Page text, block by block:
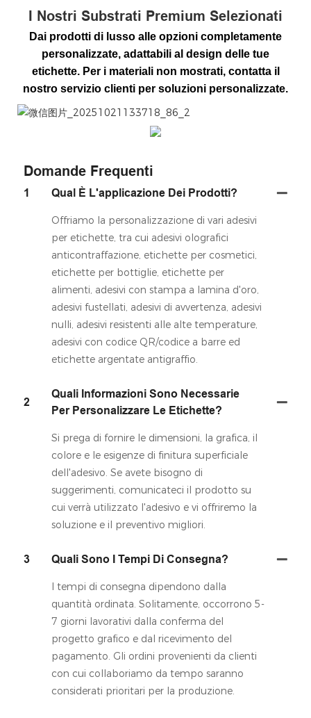
I Nostri Substrati Premium Selezionati
Dai prodotti di lusso alle opzioni completamente
personalizzate, adattabili al design delle tue
etichette. Per i materiali non mostrati, contatta il
nostro servizio clienti per soluzioni personalizzate.
微信图片_20251021133718_86_2
Domande Frequenti
1 Qual È L'applicazione Dei Prodotti?
Offriamo la personalizzazione di vari adesivi
per etichette, tra cui adesivi olografici
anticontraffazione, etichette per cosmetici,
etichette per bottiglie, etichette per
alimenti, adesivi con stampa a lamina d'oro,
adesivi fustellati, adesivi di avvertenza, adesivi
nulli, adesivi resistenti alle alte temperature,
adesivi con codice QR/codice a barre ed
etichette argentate antigraffio.
2
Quali Informazioni Sono Necessarie
Per Personalizzare Le Etichette?
Si prega di fornire le dimensioni, la grafica, il
colore e le esigenze di finitura superficiale
dell'adesivo. Se avete bisogno di
suggerimenti, comunicateci il prodotto su
cui verrà utilizzato l'adesivo e vi offriremo la
soluzione e il preventivo migliori.
3 Quali Sono I Tempi Di Consegna?
I tempi di consegna dipendono dalla
quantità ordinata. Solitamente, occorrono 5-
7 giorni lavorativi dalla conferma del
progetto grafico e dal ricevimento del
pagamento. Gli ordini provenienti da clienti
con cui collaboriamo da tempo saranno
considerati prioritari per la produzione.